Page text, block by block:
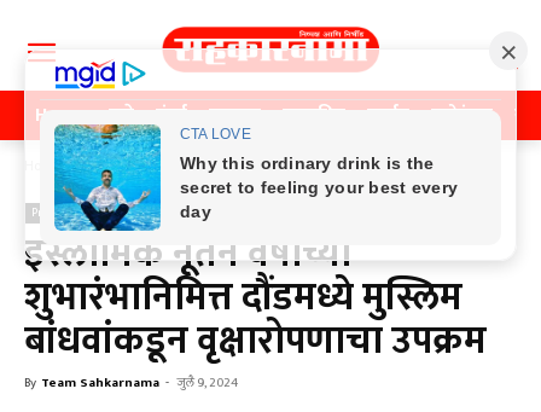
Home पुणे मुंबई महाराष्ट्र राजकीय क्राईम मनोरंजन
Home Previos News
Previos News
इस्लामिक नूतन वर्षाच्या
शुभारंभानिमित्त दौंडमध्ये मुस्लिम
बांधवांकडून वृक्षारोपणाचा उपक्रम
By Team Sahkarnama - जुलै 9, 2024